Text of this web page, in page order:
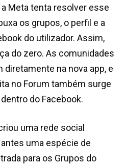
Meta tenta resolver esse
os grupos, o perfil e a
do utilizador. Assim,
do zero. As comunidades
na nova app, e
no Forum também surge
do Facebook.
uma rede social
uma espécie de
para os Grupos do